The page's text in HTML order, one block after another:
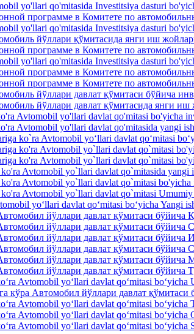
yo'llari qo'mitasida Investitsiya dasturi
программе в Комитете по
yo'llari qo'mitasida Investitsiya dasturi
йўллари қўмитасида янги иш
программе в Комитете по
yo'llari qo'mitasida Investitsiya dasturi
программе в Комитете по
программе в Комитете по
йўллари давлат қўмитаси бўйича
йўллари давлат қўмитасида янги
Avtomobil yo'llari davlat qo'mitasi bo'yicha
Avtomobil yo'llari davlat qo'mitasida yangi
ko`ra Avtomobil yo‘llari davlat qo‘mitasi
ko'ra Avtomobil yo`llari davlat qo`mitasi
ko'ra Avtomobil yo`llari davlat qo`mitasi
Avtomobil yo`llari davlat qo`mitasida yangi
Avtomobil yo`llari davlat qo`mitasi
Avtomobil yo`llari davlat qo`mitasi
yo‘llari davlat qo‘mitasi bo‘yicha Yangi
йўллари давлат қўмитаси
йўллари давлат қўмитаси
йўллари давлат қўмитаси
йўллари давлат қўмитаси
йўллари давлат қўмитаси
йўллари давлат қўмитаси
Avtomobil yo‘llari davlat qo‘mitasi
кўра Автомобил йўллари давлат
Avtomobil yo‘llari davlat qo‘mitasi bo‘yicha
Avtomobil yo‘llari davlat qo‘mitasi bo‘yicha
Avtomobil yo‘llari davlat qo‘mitasi bo‘yicha